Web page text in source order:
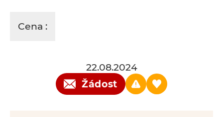
Cena :
22.08.2024
Žádost